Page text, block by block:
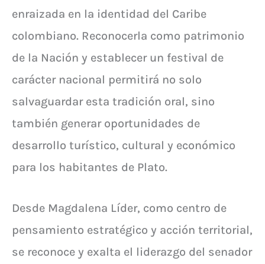
enraizada en la identidad del Caribe
colombiano. Reconocerla como patrimonio
de la Nación y establecer un festival de
carácter nacional permitirá no solo
salvaguardar esta tradición oral, sino
también generar oportunidades de
desarrollo turístico, cultural y económico
para los habitantes de Plato.
Desde Magdalena Líder, como centro de
pensamiento estratégico y acción territorial,
se reconoce y exalta el liderazgo del senador